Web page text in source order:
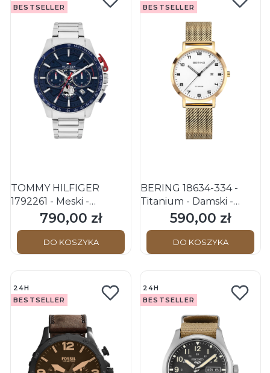
BESTSELLER
TOMMY HILFIGER
1792261 - Męski -
Zegarek na bransolecie
Cena
790,00 zł
DO KOSZYKA
BESTSELLER
BERING 18634-334 -
Titanium - Damski -
Zegarek kwarcowy
Cena
590,00 zł
DO KOSZYKA
24H
BESTSELLER
24H
BESTSELLER